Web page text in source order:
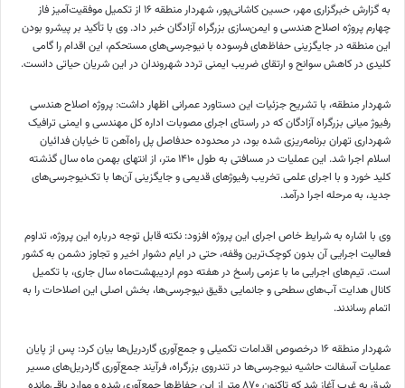
به گزارش خبرگزاری مهر، حسین کاشانی‌پور، شهردار منطقه ۱۶ از تکمیل موفقیت‌آمیز فاز
چهارم پروژه اصلاح هندسی و ایمن‌سازی بزرگراه آزادگان خبر داد. وی با تأکید بر پیشرو بودن
این منطقه در جایگزینی حفاظ‌های فرسوده با نیوجرسی‌های مستحکم، این اقدام را گامی
کلیدی در کاهش سوانح و ارتقای ضریب ایمنی تردد شهروندان در این شریان حیاتی دانست.
شهردار منطقه، با تشریح جزئیات این دستاورد عمرانی اظهار داشت: پروژه اصلاح هندسی
رفیوژ میانی بزرگراه آزادگان که در راستای اجرای مصوبات اداره کل مهندسی و ایمنی ترافیک
شهرداری تهران برنامه‌ریزی شده بود، در محدوده حدفاصل پل راه‌آهن تا خیابان فدائیان
اسلام اجرا شد. این عملیات در مسافتی به طول ۱۴۱۰ متر، از انتهای بهمن ماه سال گذشته
کلید خورد و با اجرای علمی تخریب رفیوژهای قدیمی و جایگزینی آن‌ها با تک‌نیوجرسی‌های
جدید، به مرحله اجرا درآمد.
وی با اشاره به شرایط خاص اجرای این پروژه افزود: نکته قابل توجه درباره این پروژه، تداوم
فعالیت اجرایی آن بدون کوچک‌ترین وقفه، حتی در ایام دشوار اخیر و تجاوز دشمن به کشور
است. تیم‌های اجرایی ما با عزمی راسخ در هفته دوم اردیبهشت‌ماه سال جاری، با تکمیل
کانال هدایت آب‌های سطحی و جانمایی دقیق نیوجرسی‌ها، بخش اصلی این اصلاحات را به
اتمام رساندند.
شهردار منطقه ۱۶ درخصوص اقدامات تکمیلی و جمع‌آوری گاردریل‌ها بیان کرد: پس از پایان
عملیات آسفالت حاشیه نیوجرسی‌ها در تندروی بزرگراه، فرآیند جمع‌آوری گاردریل‌های مسیر